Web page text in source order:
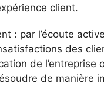
client.
: par l’écoute
des
de
de manière